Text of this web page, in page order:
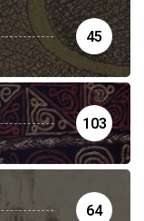
45
103
64